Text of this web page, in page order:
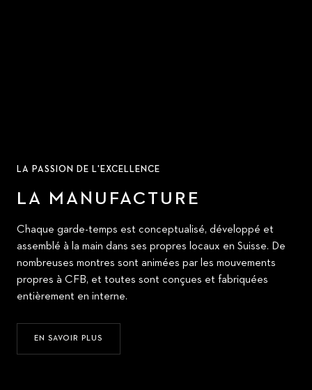
LA PASSION DE L'EXCELLENCE
LA MANUFACTURE
Chaque garde-temps est conceptualisé, développé et
assemblé à la main dans ses propres locaux en Suisse. De
nombreuses montres sont animées par les mouvements
propres à CFB, et toutes sont conçues et fabriquées
entièrement en interne.
EN SAVOIR PLUS